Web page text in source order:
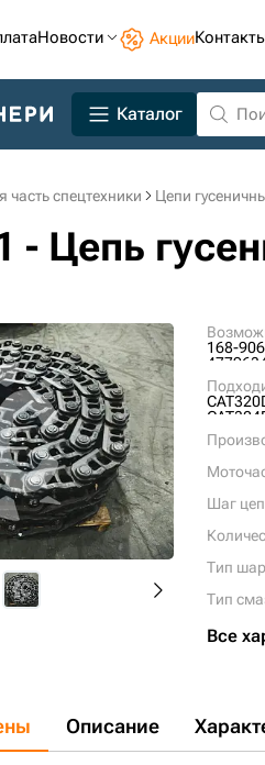
Новости Акции
Каталог
часть спецтехники Цепи
- Цепь
168-
CR5350/
JS260;
322BLN;
E265LC
Шаг
Тип
Тип
Все
Описание